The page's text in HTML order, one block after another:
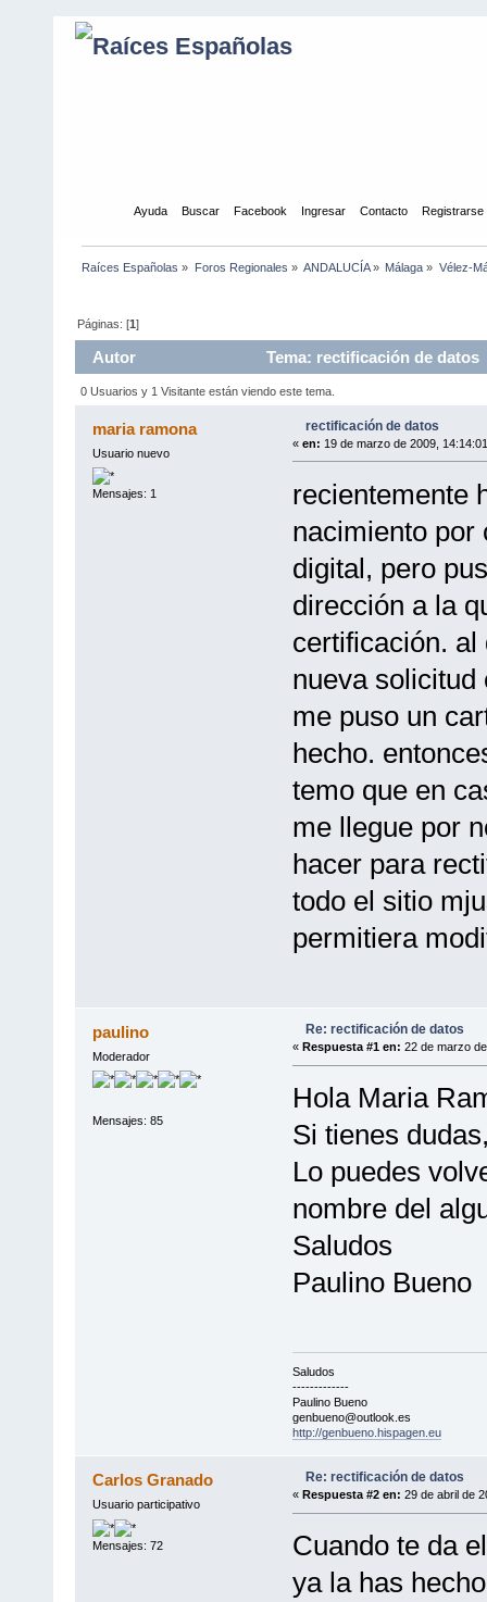
Ayuda Buscar Facebook Ingresar Contacto Registrarse
Raíces Españolas » Foros Regionales » ANDALUCÍA» Málaga » Vélez-
Páginas: [1]
Autor Tema: rectificación de datos
0 Usuarios y 1 Visitante están viendo este tema.
maria ramona
Usuario nuevo
Mensajes: 1
rectificación de datos
« en: 19 de marzo de 2009,
recientemente
nacimiento por
digital, pero
dirección a la
certificación. al
nueva solicitud
me puso un
hecho.
temo que en
me llegue por
hacer para
todo el sitio
permitiera
paulino
Moderador
Mensajes: 85
Re: rectificación de datos
« Respuesta #1 en: 22 de marzo
Hola Maria
Si tienes
Lo puedes
nombre del
Saludos
Paulino Bueno
Saludos
-------------
Paulino Bueno
genbueno@outlook.es
http://genbueno.hispagen.eu
Carlos Granado
Usuario participativo
Mensajes: 72
Re: rectificación de datos
« Respuesta #2 en: 29 de abril de
Cuando te da
ya la has